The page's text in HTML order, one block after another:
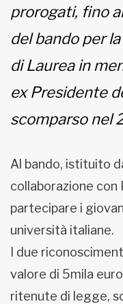
Bernardis
EDB edizioni - Via Brivio
Imbonati, 89 20159
Informativa sulla privacy
prorogati, fino
del bando per
di Laurea in
ex Presidente
scomparso nel
Al bando, istituito
collaborazione con
partecipare i
università italiane.
I due
valore di 5mila
ritenute di legge,